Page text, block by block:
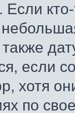
Если
также
если
хотя
по